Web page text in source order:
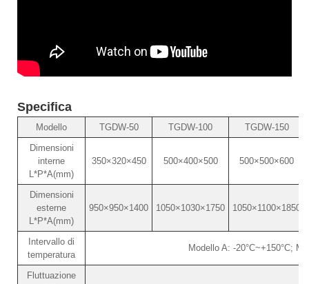
Specifica
Modello TGDW-50 TGDW-100
TGDW-150
Dimensioni
interne
L*P*A(mm)
350×320×450 500×400×500 500×500×600
Dimensioni
esterne
L*P*A(mm)
950×950×1400 1050×1030×1750 1050×1100×1850
Intervallo di
temperatura
Modello A: -20°C~+150°C;
Fluttuazione